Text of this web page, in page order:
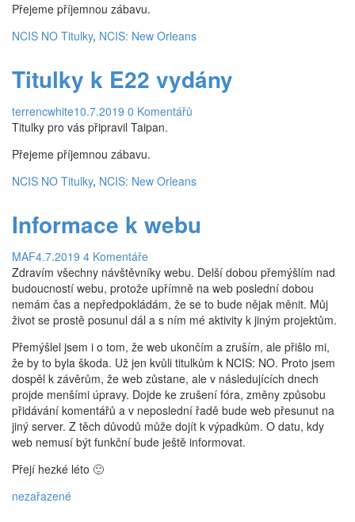
12. Série
13. Série
Postavy
Leroy Jethro Gibbs
Anthony DiNozzo Jr.
Timothy McGee
Abigail „Abby“ Sciutová
Eleanor „Ellie“ Bishopová
Donald „Ducky“ Mallard
James „Jimmy“ Palmer
Leon Vance
Caitlin „Kate“ Toddová
Jennifer „Jenny“ Shepardová
Michael „Mike“ Franks
Přejeme příjemnou zábavu.
NCIS NO Titulky, NCIS: New Orleans
Titulky k E22 vydány
terrencwhite10.7.2019 0 Komentářů
Titulky pro vás připravil Taipan.
Přejeme příjemnou zábavu.
NCIS NO Titulky, NCIS: New Orleans
Informace k webu
MAF4.7.2019 4 Komentáře
Zdravím všechny návštěvníky webu. Delší dobou přemýšlím nad
budoucností webu, protože upřímně na web poslední dobou
nemám čas a nepředpokládám, že se to bude nějak měnit. Můj
život se prostě posunul dál a s ním mé aktivity k jiným projektům.
Přemýšlel jsem i o tom, že web ukončím a zruším, ale přišlo mi,
že by to byla škoda. Už jen kvůli titulkům k NCIS: NO. Proto jsem
dospěl k závěrům, že web zůstane, ale v následujících dnech
projde menšími úpravy. Dojde ke zrušení fóra, změny způsobu
přidávání komentářů a v neposlední řadě bude web přesunut na
jiný server. Z těch důvodů může dojít k výpadkům. O datu, kdy
web nemusí být funkční bude ještě informovat.
Přejí hezké léto 🙂
nezařazené